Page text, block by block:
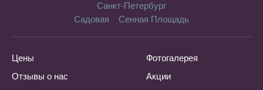
Санкт-Петербург
Садовая
Сенная Площадь
Цены
Отзывы о нас
Фотогалерея
Акции